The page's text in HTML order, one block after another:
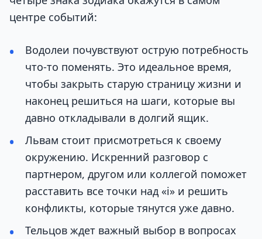
центре событий:
Водолеи почувствуют острую потребность
что-то поменять. Это идеальное время,
чтобы закрыть старую страницу жизни и
наконец решиться на шаги, которые вы
давно откладывали в долгий ящик.
Львам стоит присмотреться к своему
окружению. Искренний разговор с
партнером, другом или коллегой поможет
расставить все точки над «i» и решить
конфликты, которые тянутся уже давно.
Тельцов ждет важный выбор в вопросах